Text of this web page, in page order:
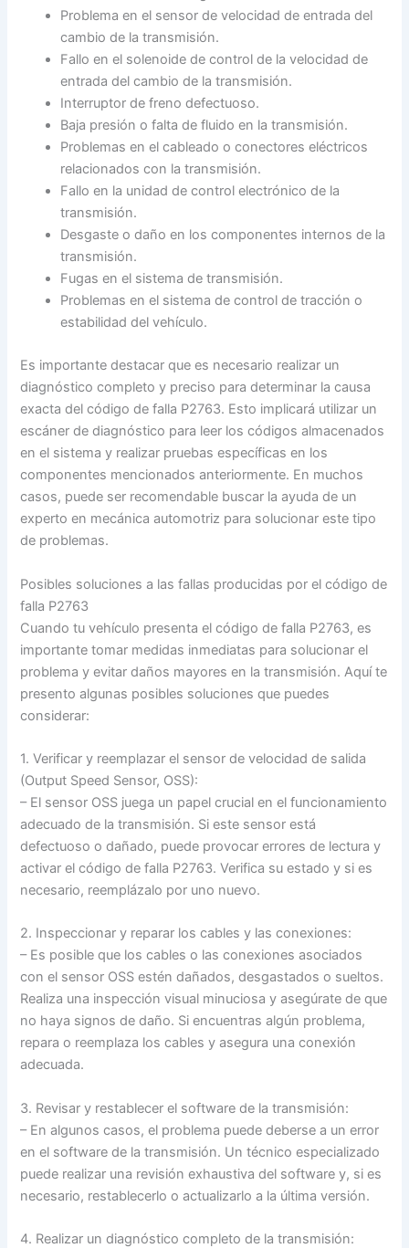
Problema en el sensor de velocidad de entrada del
cambio de la transmisión.
Fallo en el solenoide de control de la velocidad de
entrada del cambio de la transmisión.
Interruptor de freno defectuoso.
Baja presión o falta de fluido en la transmisión.
Problemas en el cableado o conectores eléctricos
relacionados con la transmisión.
Fallo en la unidad de control electrónico de la
transmisión.
Desgaste o daño en los componentes internos de la
transmisión.
Fugas en el sistema de transmisión.
Problemas en el sistema de control de tracción o
estabilidad del vehículo.
Es importante destacar que es necesario realizar un
diagnóstico completo y preciso para determinar la causa
exacta del código de falla P2763. Esto implicará utilizar un
escáner de diagnóstico para leer los códigos almacenados
en el sistema y realizar pruebas específicas en los
componentes mencionados anteriormente. En muchos
casos, puede ser recomendable buscar la ayuda de un
experto en mecánica automotriz para solucionar este tipo
de problemas.
Posibles soluciones a las fallas producidas por el código de
falla P2763
Cuando tu vehículo presenta el código de falla P2763, es
importante tomar medidas inmediatas para solucionar el
problema y evitar daños mayores en la transmisión. Aquí te
presento algunas posibles soluciones que puedes
considerar:
1. Verificar y reemplazar el sensor de velocidad de salida
(Output Speed Sensor, OSS):
– El sensor OSS juega un papel crucial en el funcionamiento
adecuado de la transmisión. Si este sensor está
defectuoso o dañado, puede provocar errores de lectura y
activar el código de falla P2763. Verifica su estado y si es
necesario, reemplázalo por uno nuevo.
2. Inspeccionar y reparar los cables y las conexiones:
– Es posible que los cables o las conexiones asociados
con el sensor OSS estén dañados, desgastados o sueltos.
Realiza una inspección visual minuciosa y asegúrate de que
no haya signos de daño. Si encuentras algún problema,
repara o reemplaza los cables y asegura una conexión
adecuada.
3. Revisar y restablecer el software de la transmisión:
– En algunos casos, el problema puede deberse a un error
en el software de la transmisión. Un técnico especializado
puede realizar una revisión exhaustiva del software y, si es
necesario, restablecerlo o actualizarlo a la última versión.
4. Realizar un diagnóstico completo de la transmisión: